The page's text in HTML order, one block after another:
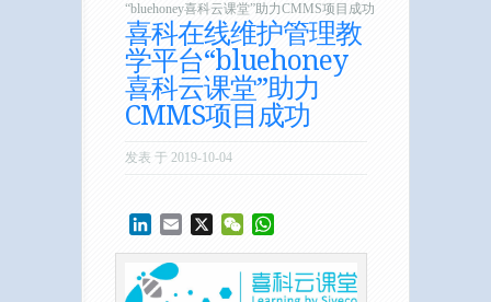
“bluehoney喜科云课堂”助力CMMS项目成功
喜科在线维护管理教
学平台“bluehoney
喜科云课堂”助力
CMMS项目成功
发表 于 2019-10-04
LinkedIn
Email X WeChat